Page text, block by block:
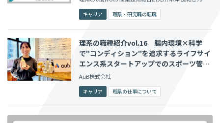
キャリア 理系・研究職の転職
理系の職種紹介vol.16 腸内環境×科学
で"コンディション"を追求するライフサイ
エンス系スタートアップでのスポーツ管理
栄養士の仕事
AuB株式会社
キャリア 理系の仕事について